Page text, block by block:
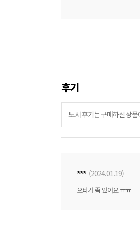
후기
*** (2024.01.19)
오타가 좀 있어요 ㅠㅠ